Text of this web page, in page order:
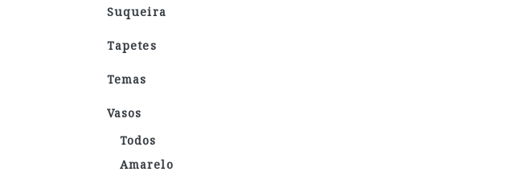
Suqueira
Tapetes
Temas
Vasos
Todos
Amarelo